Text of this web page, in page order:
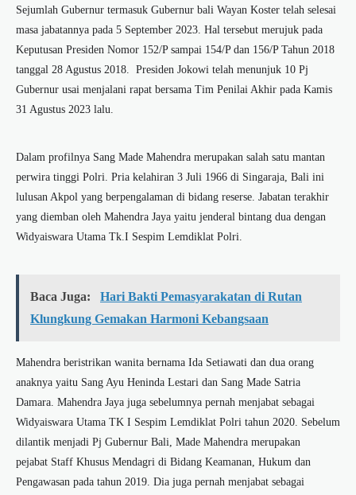
Sejumlah Gubernur termasuk Gubernur bali Wayan Koster telah selesai
masa jabatannya pada 5 September 2023. Hal tersebut merujuk pada
Keputusan Presiden Nomor 152/P sampai 154/P dan 156/P Tahun 2018
tanggal 28 Agustus 2018. Presiden Jokowi telah menunjuk 10 Pj
Gubernur usai menjalani rapat bersama Tim Penilai Akhir pada Kamis
31 Agustus 2023 lalu.
Dalam profilnya Sang Made Mahendra merupakan salah satu mantan
perwira tinggi Polri. Pria kelahiran 3 Juli 1966 di Singaraja, Bali ini
lulusan Akpol yang berpengalaman di bidang reserse. Jabatan terakhir
yang diemban oleh Mahendra Jaya yaitu jenderal bintang dua dengan
Widyaiswara Utama Tk.I Sespim Lemdiklat Polri.
Baca Juga:
Hari Bakti Pemasyarakatan di Rutan
Klungkung Gemakan Harmoni Kebangsaan
Mahendra beristrikan wanita bernama Ida Setiawati dan dua orang
anaknya yaitu Sang Ayu Heninda Lestari dan Sang Made Satria
Damara. Mahendra Jaya juga sebelumnya pernah menjabat sebagai
Widyaiswara Utama TK I Sespim Lemdiklat Polri tahun 2020. Sebelum
dilantik menjadi Pj Gubernur Bali, Made Mahendra merupakan
pejabat Staff Khusus Mendagri di Bidang Keamanan, Hukum dan
Pengawasan pada tahun 2019. Dia juga pernah menjabat sebagai